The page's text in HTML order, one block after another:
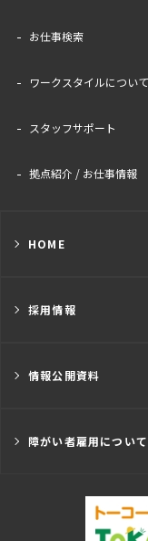
お仕事検索
ワークスタイルについて
スタッフサポート
拠点紹介 / お仕事情報
HOME
採用情報
情報公開資料
障がい者雇用について